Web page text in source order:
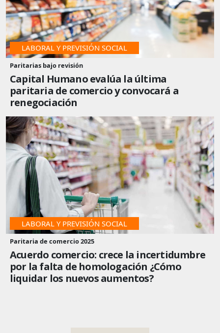
LABORAL Y PREVISIÓN SOCIAL
Paritarias bajo revisión
Capital Humano evalúa la última
paritaria de comercio y convocará a
renegociación
LABORAL Y PREVISIÓN SOCIAL
Paritaria de comercio 2025
Acuerdo comercio: crece la incertidumbre
por la falta de homologación ¿Cómo
liquidar los nuevos aumentos?